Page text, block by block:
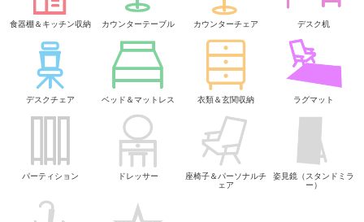
食器棚＆キッチン収納 カウンターテーブル カウンターチェア デスク机
デスクチェア ベッド＆マットレス 衣類＆玄関収納 ラグマット
パーティション ドレッサー
座椅子＆パーソナルチ
ェア
姿見鏡（スタンドミラ
ー）